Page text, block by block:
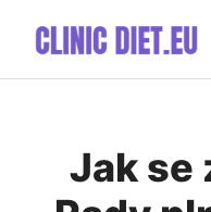
obsah
Jak se